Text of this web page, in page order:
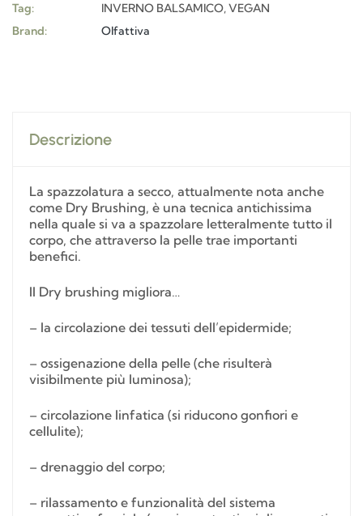
Tag:
INVERNO BALSAMICO,VEGAN
Brand:
Olfattiva
Descrizione
La spazzolatura a secco, attualmente nota anche
come Dry Brushing, è una tecnica antichissima
nella quale si va a spazzolare letteralmente tutto il
corpo, che attraverso la pelle trae importanti
benefici.
Il Dry brushing migliora…
– la circolazione dei tessuti dell’epidermide;
– ossigenazione della pelle (che risulterà
visibilmente più luminosa);
– circolazione linfatica (si riducono gonfiori e
cellulite);
– drenaggio del corpo;
– rilassamento e funzionalità del sistema